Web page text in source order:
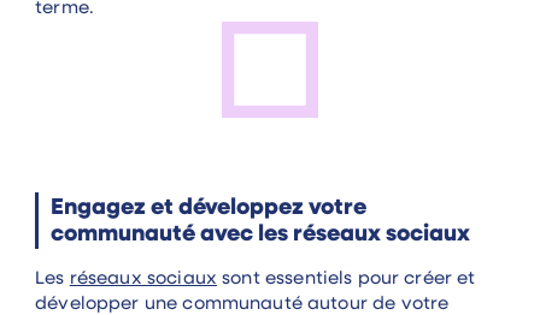
terme.
Engagez et développez votre
communauté avec les réseaux sociaux
Les réseaux sociaux sont essentiels pour créer et
développer une communauté autour de votre